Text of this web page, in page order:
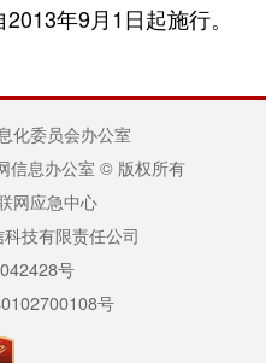
年9月1日起施行。
化委员会办公室
信息办公室 © 版权所有
网应急中心
技有限责任公司
号
号